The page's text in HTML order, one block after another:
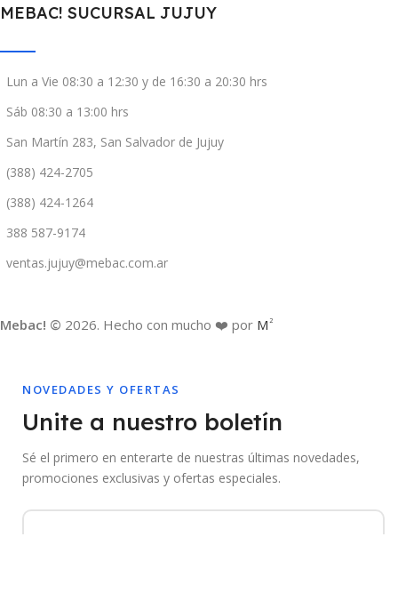
MEBAC! SUCURSAL JUJUY
Lun a Vie 08:30 a 12:30 y de 16:30 a 20:30 hrs
Sáb 08:30 a 13:00 hrs
San Martín 283, San Salvador de Jujuy
(388) 424-2705
(388) 424-1264
388 587-9174
ventas.jujuy@mebac.com.ar
Mebac! © 2026. Hecho con mucho ❤️ por M 2
NOVEDADES Y OFERTAS
Unite a nuestro boletín
Sé el primero en enterarte de nuestras últimas novedades,
promociones exclusivas y ofertas especiales.